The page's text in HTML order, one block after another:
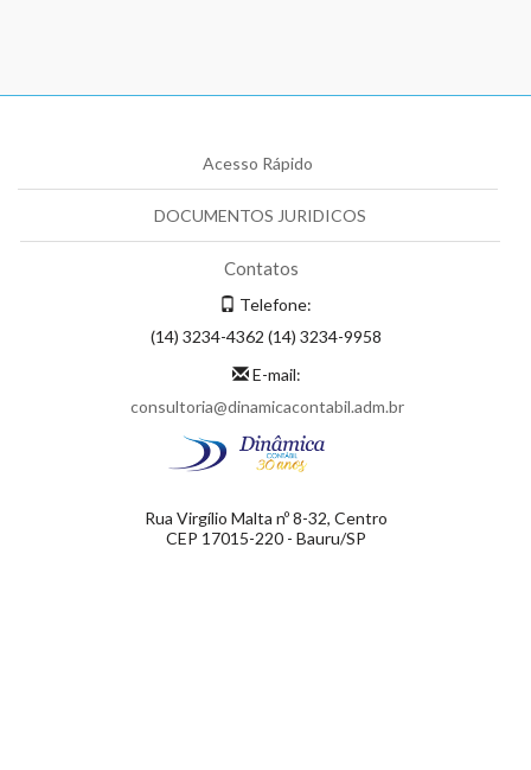
Acesso Rápido
DOCUMENTOS JURIDICOS
Contatos
Telefone:
(14) 3234-4362 (14) 3234-9958
E-mail:
consultoria@dinamicacontabil.adm.br
Rua Virgílio Malta nº 8-32, Centro
CEP 17015-220 - Bauru/SP